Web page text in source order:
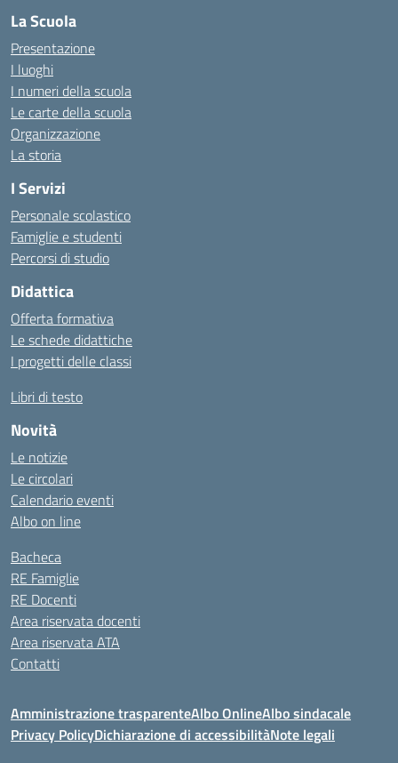
La Scuola
Presentazione
I luoghi
I numeri della scuola
Le carte della scuola
Organizzazione
La storia
I Servizi
Personale scolastico
Famiglie e studenti
Percorsi di studio
Didattica
Offerta formativa
Le schede didattiche
I progetti delle classi
Libri di testo
Novità
Le notizie
Le circolari
Calendario eventi
Albo on line
Bacheca
RE Famiglie
RE Docenti
Area riservata docenti
Area riservata ATA
Contatti
Amministrazione trasparenteAlbo OnlineAlbo sindacale
Privacy PolicyDichiarazione di accessibilitàNote legali